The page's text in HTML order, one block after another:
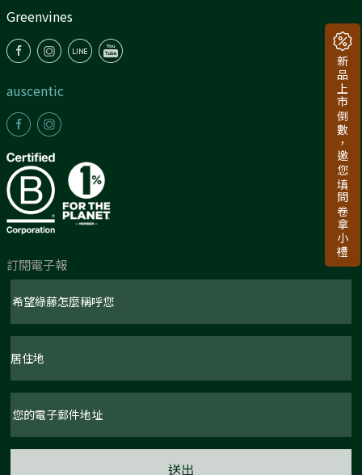
新品上市倒數，邀您填問卷拿小禮
Greenvines
auscentic
訂閱電子報